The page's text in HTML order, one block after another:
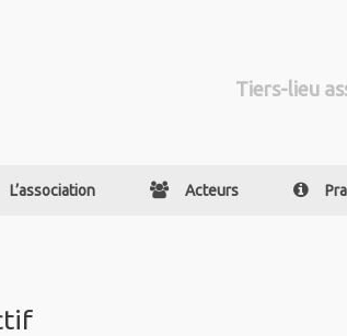
Tiers-lieu
L’association Acteurs